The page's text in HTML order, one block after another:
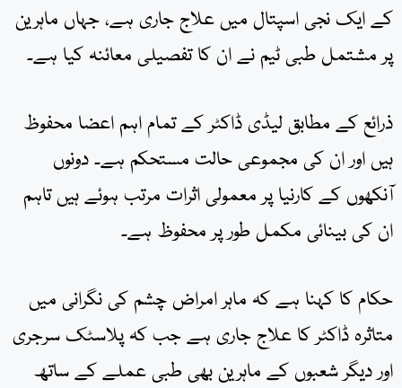
کے ایک نجی اسپتال میں علاج جاری ہے، جہاں ماہرین
پر مشتمل طبی ٹیم نے ان کا تفصیلی معائنہ کیا ہے۔
ذرائع کے مطابق لیڈی ڈاکٹر کے تمام اہم اعضا محفوظ
ہیں اور ان کی مجموعی حالت مستحکم ہے۔ دونوں
آنکھوں کے کارنیا پر معمولی اثرات مرتب ہوئے ہیں تاہم
ان کی بینائی مکمل طور پر محفوظ ہے۔
حکام کا کہنا ہے کہ ماہر امراض چشم کی نگرانی میں
متاثرہ ڈاکٹر کا علاج جاری ہے جب کہ پلاسٹک سرجری
اور دیگر شعبوں کے ماہرین بھی طبی عملے کے ساتھ